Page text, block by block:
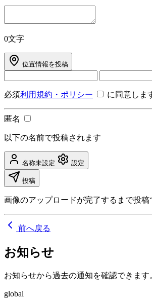
0文字
位置情報を投稿
必須利用規約・ポリシー に同意しま
匿名
以下の名前で投稿されます
名称未設定 設定
投稿
画像のアップロードが完了するまで投稿
前へ戻る
お知らせ
お知らせから過去の通知を確認できます
global